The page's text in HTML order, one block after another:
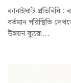
কানাইঘাট প্রতিনিধি :
বর্তমান পরিস্থিতি
উন্নয়ন ব্যুরো...